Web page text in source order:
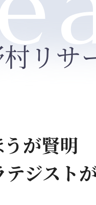
リサ
うが賢明
ジスト